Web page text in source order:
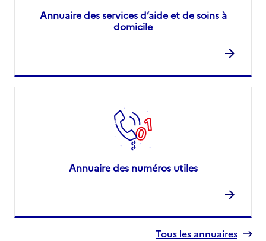
Annuaire des services d’aide et de soins à
domicile
Annuaire des numéros utiles
Tous les annuaires